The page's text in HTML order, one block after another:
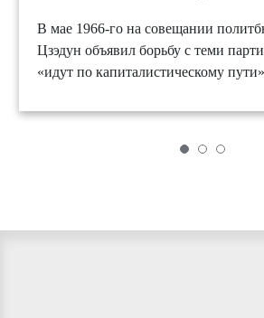
В мае 1966-го на совещании
Цзэдун объявил борьбу с теми
«идут по капиталистическому